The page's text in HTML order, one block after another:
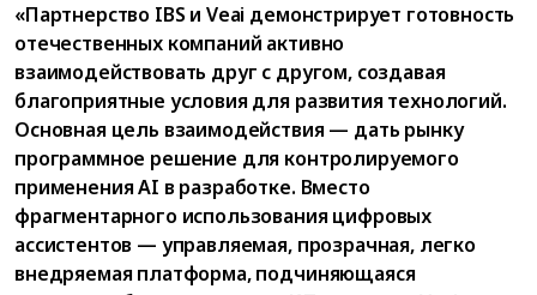
«Партнерство IBS и Veai демонстрирует готовность
отечественных компаний активно
взаимодействовать друг с другом, создавая
благоприятные условия для развития технологий.
Основная цель взаимодействия — дать рынку
программное решение для контролируемого
применения AI в разработке. Вместо
фрагментарного использования цифровых
ассистентов — управляемая, прозрачная, легко
внедряемая платформа, подчиняющаяся